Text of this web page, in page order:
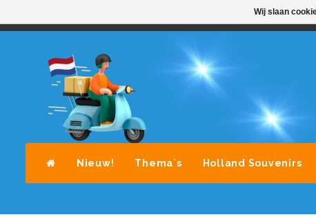
Nieuw! Thema`s Holland Souvenirs
Wij slaan